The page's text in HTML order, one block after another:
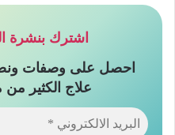
اشترك بنشرة
احصل على وصفات
علاج الكثير